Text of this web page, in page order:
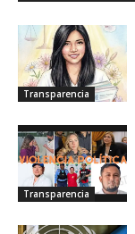
Transparencia
Transparencia